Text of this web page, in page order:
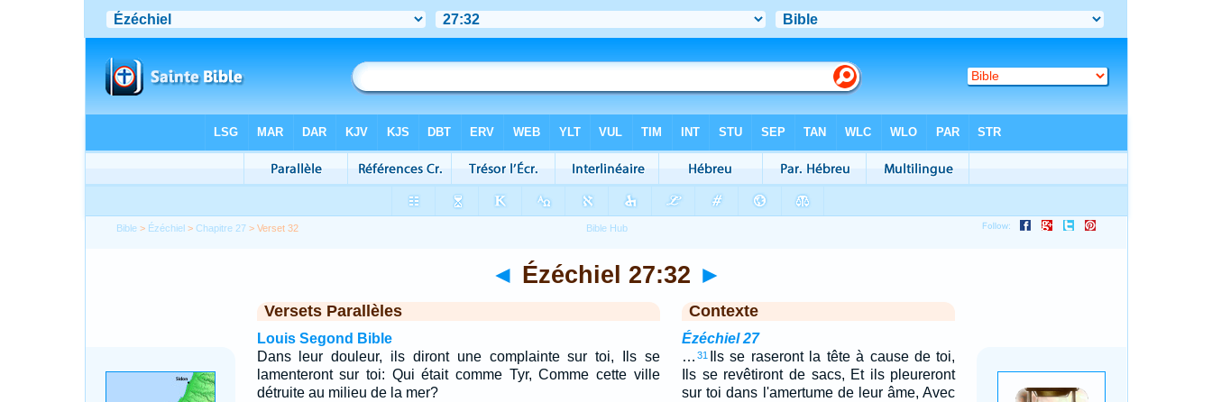
Bible > Ézéchiel >Chapitre 27 > Verset 32
◄ Ézéchiel 27:32 ►
Versets Parallèles
Louis Segond Bible
Dans leur douleur, ils diront une complainte sur toi, Ils se
lamenteront sur toi: Qui était comme Tyr, Comme cette ville
détruite au milieu de la mer?
Contexte
Ézéchiel 27
… 31
Ils se raseront la tête à cause de toi,
Ils se revêtiront de sacs, Et ils pleureront
sur toi dans l'amertume de leur âme, Avec